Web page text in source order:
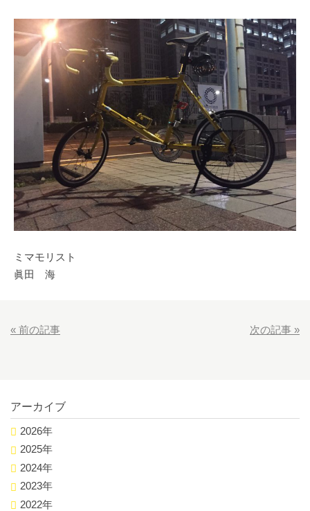
ミマモリスト
眞田 海
« 前の記事 次の記事 »
アーカイブ
2026年
2025年
2024年
2023年
2022年